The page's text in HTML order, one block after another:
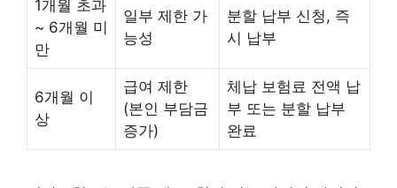
1개월 초과
~ 6개월 미
만
일부 제한 가
능성
분할 납부 신청, 즉
시 납부
6개월 이
상
급여 제한
(본인 부담금
증가)
체납 보험료 전액 납
부 또는 분할 납부
완료